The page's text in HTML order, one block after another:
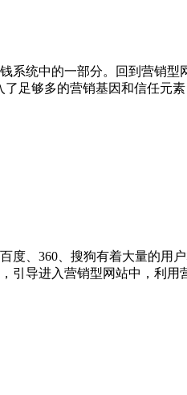
系统中的一部分。回到营销
足够多的营销基因和信任元
、360、搜狗有着大量的用
引导进入营销型网站中，利用